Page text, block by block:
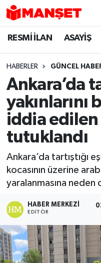
RESMİ İLAN ASAYİŞ
HABERLER GÜNCEL
Ankara’da
yakınlarını
iddia edilen
tutuklandı
Ankara’da tartıştığı
kocasının üzerine
yaralanmasına neden
HABER MERKEZI
EDITÖR
Hava Durumu
Trafik Durumu
Süper Lig Puan
Tüm Manşetler
Son Dakika
Haber Arşivi